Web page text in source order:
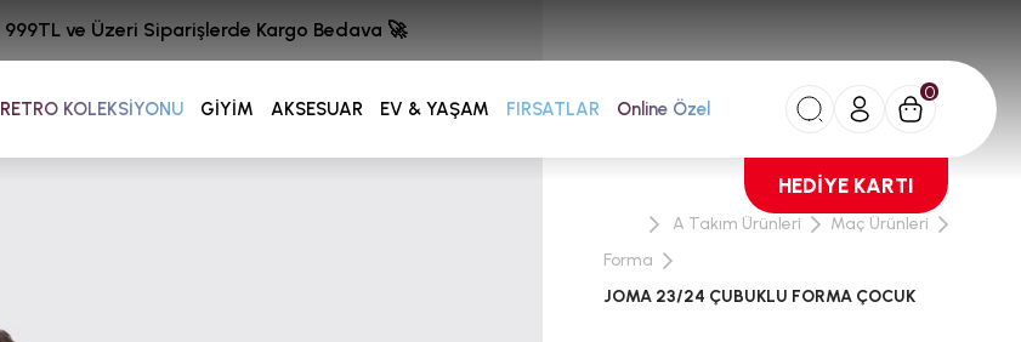
RETRO KOLEKSİYONU GİYİM AKSESUAR EV & YAŞAM FIRSATLAR Online Özel
0
HEDİYE KARTI
999TL ve Üzeri Siparişlerde Kargo Bedava 🚀
A Takım Ürünleri
Maç Ürünleri
Forma
JOMA 23/24 ÇUBUKLU FORMA ÇOCUK